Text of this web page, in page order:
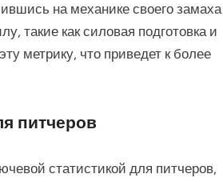
на механике своего замаха
такие как силовая подготовка и
метрику, что приведет к более
питчеров
статистикой для питчеров,